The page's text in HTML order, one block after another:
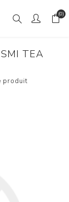
(0)
TEA
produit